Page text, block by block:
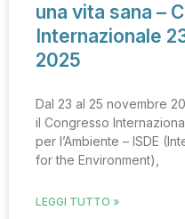
una vita sana –
Internazionale
2025
Dal 23 al 25 novembre
il Congresso
per l’Ambiente – ISDE
for the Environment),
LEGGI TUTTO »